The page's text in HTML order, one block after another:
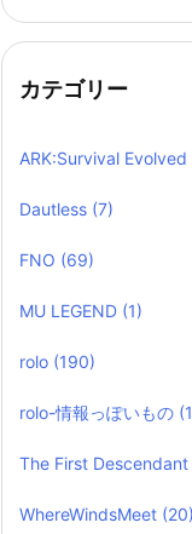
カテゴリー
ARK:Survival Evolved
Dautless (7)
FNO (69)
MU LEGEND (1)
rolo (190)
rolo-情報っぽいもの
The First Descendant
WhereWindsMeet (20)